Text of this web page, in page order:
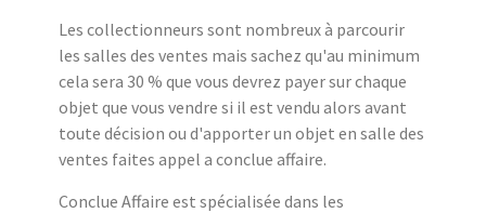
Les collectionneurs sont nombreux à parcourir
les salles des ventes mais sachez qu'au minimum
cela sera 30 % que vous devrez payer sur chaque
objet que vous vendre si il est vendu alors avant
toute décision ou d'apporter un objet en salle des
ventes faites appel a conclue affaire.
Conclue Affaire est spécialisée dans les